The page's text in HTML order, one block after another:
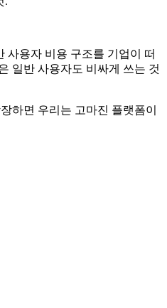
사용자 비용 구조를 기업이 떠
일반 사용자도 비싸게 쓰는 것
하면 우리는 고마진 플랫폼이